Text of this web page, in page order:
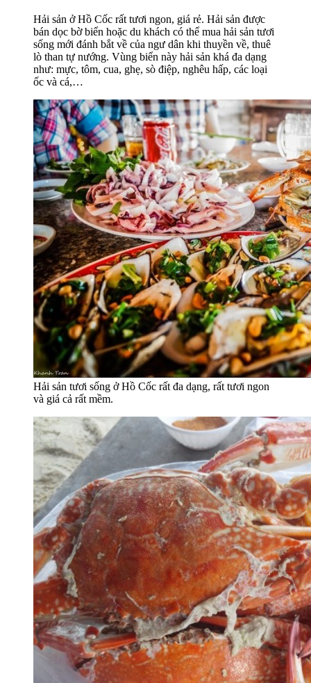
Hải sản ở Hồ Cốc rất tươi ngon, giá rẻ. Hải sản được
bán dọc bờ biển hoặc du khách có thể mua hải sản tươi
sống mới đánh bắt về của ngư dân khi thuyền về, thuê
lò than tự nướng. Vùng biển này hải sản khá đa dạng
như: mực, tôm, cua, ghẹ, sò điệp, nghêu hấp, các loại
ốc và cá,…
Hải sản tươi sống ở Hồ Cốc rất đa dạng, rất tươi ngon
và giá cả rất mềm.